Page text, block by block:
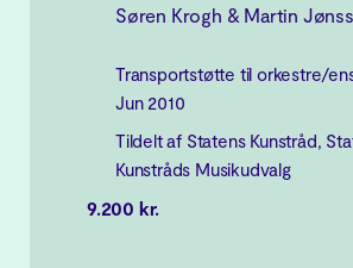
Søren Krogh & Martin
Transportstøtte til orkestre/
Jun 2010
Tildelt af Statens Kunstråd,
Kunstråds Musikudvalg
9.200 kr.